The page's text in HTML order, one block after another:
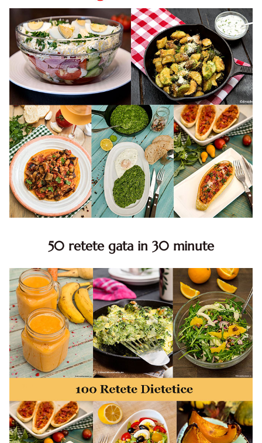
50 retete gata in 30 minute
minute. Retete rapide. Retete rapide de mancare. Idei
retete mancare rapid